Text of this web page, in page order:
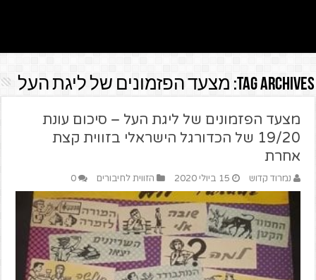
Tag Archives: מצעד הפזמונים של ליגת העל
מצעד הפזמונים של ליגת העל – סיכום עונת
19/20 של הכדורגל הישראלי בזווית קצת
אחרת
נמרוד קדוש 15 ביולי 2020 הזווית לחיבורים 0